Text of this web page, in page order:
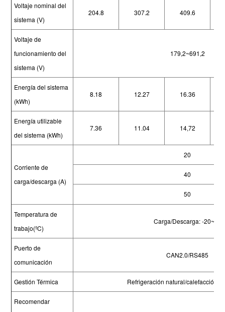
Voltaje nominal del
sistema (V)
204.8 307.2 409.6
Voltaje de
funcionamiento del
sistema (V)
179,2~691,2
Energía del sistema
(kWh)
8.18 12.27 16.36
Energía utilizable
del sistema (kWh)
7.36 11.04 14,72
Corriente de
carga/descarga (A)
20
40
50
Temperatura de
trabajo(ºC)
Carga/Descarga: -20~55
Puerto de
comunicación
CAN2.0/RS485
Gestión Térmica Refrigeración natural/calefacción
Recomendar